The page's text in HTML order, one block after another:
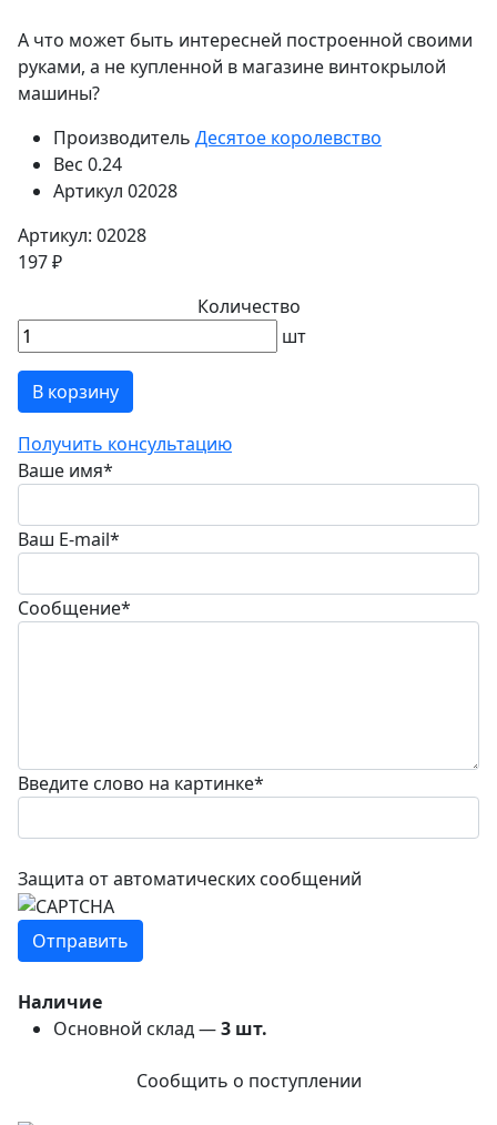
А что может быть интересней построенной своими
руками, а не купленной в магазине винтокрылой
машины?
Производитель Десятое королевство
Вес 0.24
Артикул 02028
Артикул: 02028
197 ₽
Количество
шт
В корзину
Получить консультацию
Ваше имя*
Ваш E-mail*
Сообщение*
Введите слово на картинке*
Защита от автоматических сообщений
Наличие
Основной склад —3 шт.
Сообщить о поступлении